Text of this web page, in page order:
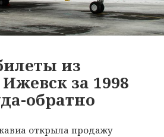
из
за 1998
обратно
открыла продажу